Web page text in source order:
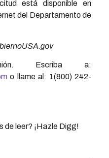
está disponible en
del Departamento de
Escriba a:
o llame al: 1(800) 242-
de leer? ¡Hazle Digg!